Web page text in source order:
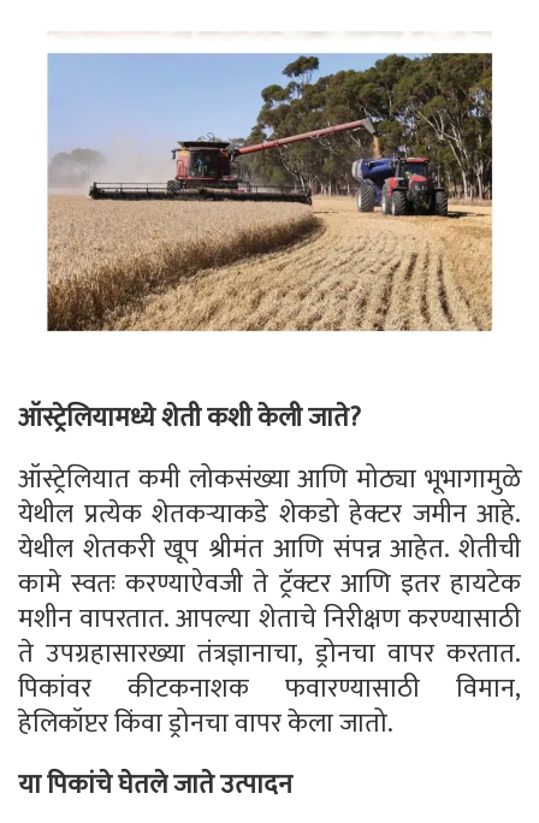
ऑस्ट्रेलियामध्ये शेती कशी केली जाते?
ऑस्ट्रेलियात कमी लोकसंख्या आणि मोठ्या भूभागामुळे
येथील प्रत्येक शेतकर्‍याकडे शेकडो हेक्टर जमीन आहे.
येथील शेतकरी खूप श्रीमंत आणि संपन्न आहेत. शेतीची
कामे स्वतः करण्याऐवजी ते ट्रॅक्टर आणि इतर हायटेक
मशीन वापरतात. आपल्या शेताचे निरीक्षण करण्यासाठी
ते उपग्रहासारख्या तंत्रज्ञानाचा, ड्रोनचा वापर करतात.
पिकांवर कीटकनाशक फवारण्यासाठी विमान,
हेलिकॉप्टर किंवा ड्रोनचा वापर केला जातो.
या पिकांचे घेतले जाते उत्पादन